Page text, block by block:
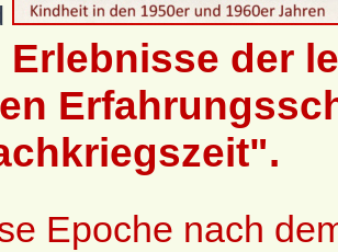
Erlebnisse der
Epoche nach